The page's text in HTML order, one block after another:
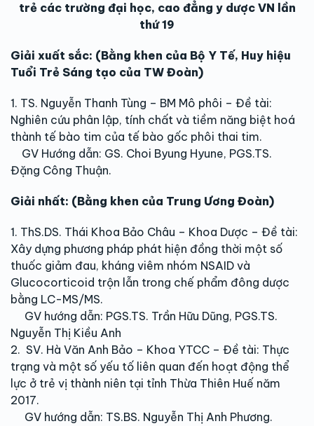
trẻ các trường đại học, cao đẳng y dược VN lần
thứ 19
Giải xuất sắc: (Bằng khen của Bộ Y Tế, Huy hiệu
Tuổi Trẻ Sáng tạo của TW Đoàn)
1. TS. Nguyễn Thanh Tùng – BM Mô phôi – Đề tài:
Nghiên cứu phân lập, tính chất và tiềm năng biệt hoá
thành tế bào tim của tế bào gốc phôi thai tim.
GV Hướng dẫn: GS. Choi Byung Hyune, PGS.TS.
Đặng Công Thuận.
Giải nhất: (Bằng khen của Trung Ương Đoàn)
1. ThS.DS. Thái Khoa Bảo Châu – Khoa Dược – Đề tài:
Xây dựng phương pháp phát hiện đồng thời một số
thuốc giảm đau, kháng viêm nhóm NSAID và
Glucocorticoid trộn lẫn trong chế phẩm đông dược
bằng LC-MS/MS.
GV hướng dẫn: PGS.TS. Trần Hữu Dũng, PGS.TS.
Nguyễn Thị Kiều Anh
2. SV. Hà Văn Anh Bảo – Khoa YTCC – Đề tài: Thực
trạng và một số yếu tố liên quan đến hoạt động thể
lực ở trẻ vị thành niên tại tỉnh Thừa Thiên Huế năm
2017.
GV hướng dẫn: TS.BS. Nguyễn Thị Anh Phương.